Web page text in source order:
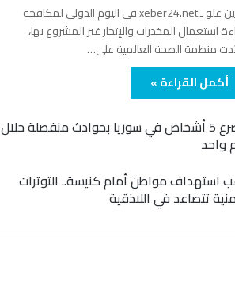
آفرين علو ـ xeber24.net في اليوم الدولي لمكافحة
استعمال المخدرات والإتجار غير المشروع بها،
منظمة الصحة العالمية على…
أكمل القراءة »
مصرع 5 أشخاص في سوريا بحوادث منفصلة خلال
واحد
استهداف مواطن أمام كنيسة.. التوترات
تتصاعد في اللاذقية